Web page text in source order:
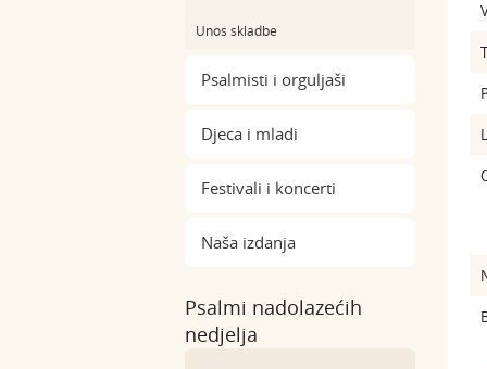
Unos skladbe
Psalmisti i orguljaši
Djeca i mladi
Festivali i koncerti
Naša izdanja
Psalmi nadolazećih
nedjelja